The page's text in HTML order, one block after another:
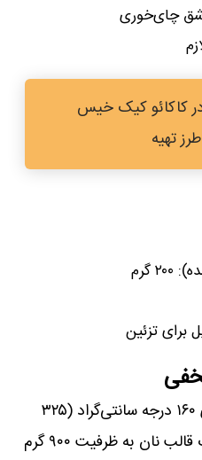
کاکائو کیک خیس
تهیه
گرم
برای تزئین
دمای فر را از یک ربع قبل روی ۱۶۰ درجه سانتی‌گراد (۳۲۵
درجه فارنهایت) قرار دهید. یک قالب نان به ظرفیت ۹۰۰ گرم